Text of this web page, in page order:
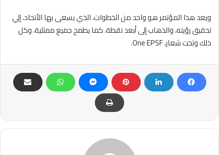
ويعد هذا المؤتمر هو واحد من الخطوات، الذي يسعى بها الأتحاد، إلي
تحقيق رؤيته، والذهاب إلى أبعد نقطة، كما يطمح جميع ممثلية، وكل
ذلك وتحت شعار، One EPSF.